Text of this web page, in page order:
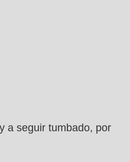
a seguir tumbado, por